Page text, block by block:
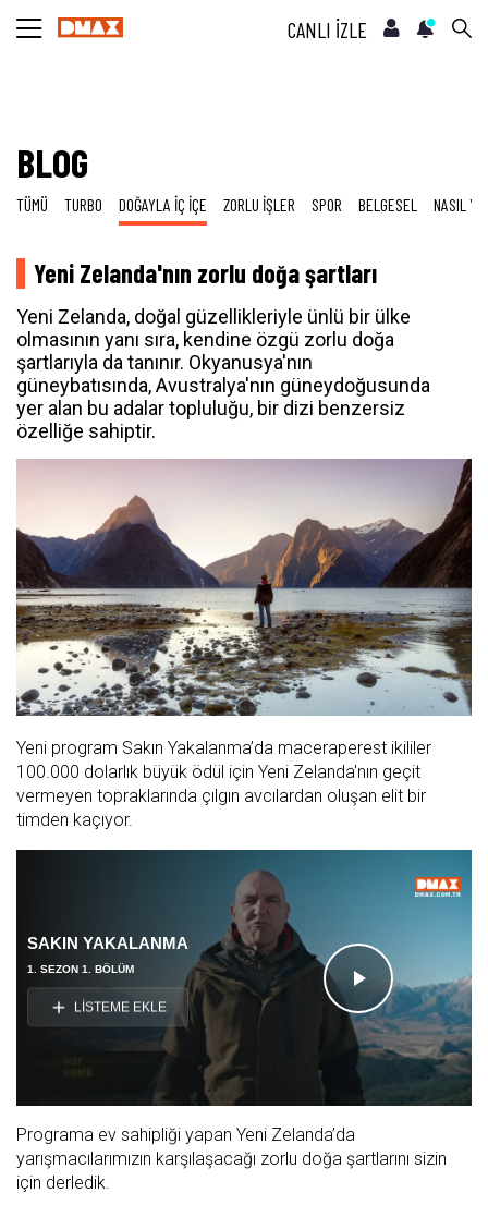
CANLI İZLE
BLOG
TÜMÜ TURBO DOĞAYLA İÇ İÇE ZORLU İŞLER SPOR BELGESEL NASIL
Yeni Zelanda'nın zorlu doğa şartları
Yeni Zelanda, doğal güzellikleriyle ünlü bir ülke
olmasının yanı sıra, kendine özgü zorlu doğa
şartlarıyla da tanınır. Okyanusya'nın
güneybatısında, Avustralya'nın güneydoğusunda
yer alan bu adalar topluluğu, bir dizi benzersiz
özelliğe sahiptir.
Yeni program Sakın Yakalanma’da maceraperest ikililer
100.000 dolarlık büyük ödül için Yeni Zelanda'nın geçit
vermeyen topraklarında çılgın avcılardan oluşan elit bir
timden kaçıyor.
Videoyu
Oynat
SAKIN YAKALANMA
1. SEZON 1. BÖLÜM
LİSTEME EKLE
Programa ev sahipliği yapan Yeni Zelanda’da
yarışmacılarımızın karşılaşacağı zorlu doğa şartlarını sizin
için derledik.